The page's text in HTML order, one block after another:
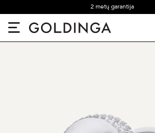
2 metų garantija